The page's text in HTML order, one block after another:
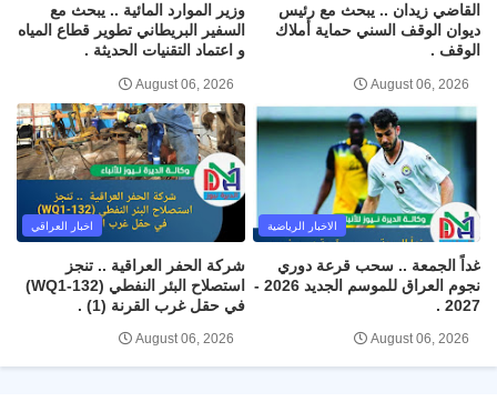
القاضي زيدان .. يبحث مع رئيس
ديوان الوقف السني حماية أملاك
الوقف .
August 06, 2026
وزير الموارد المائية .. يبحث مع
السفير البريطاني تطوير قطاع المياه
و اعتماد التقنيات الحديثة .
August 06, 2026
الاخبار الرياضية
غداً الجمعة .. سحب قرعة دوري
نجوم العراق للموسم الجديد 2026 -
2027 .
August 06, 2026
اخبار العراقي
شركة الحفر العراقية .. تنجز
استصلاح البئر النفطي (WQ1-132)
في حقل غرب القرنة (1) .
August 06, 2026